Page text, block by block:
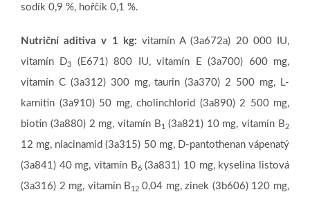
sodík 0,9 %, hořčík 0,1 %.
Nutriční aditiva v 1 kg: vitamín A (3a672a) 20 000 IU,
vitamín D3
(E671) 800 IU, vitamín E (3a700) 600 mg,
vitamín C (3a312) 300 mg, taurin (3a370) 2 500 mg, L-
karnitin (3a910) 50 mg, cholinchlorid (3a890) 2 500 mg,
biotin (3a880) 2 mg, vitamín B1 (3a821) 10 mg, vitamín B2
12 mg, niacinamid (3a315) 50 mg, D-pantothenan vápenatý
(3a841) 40 mg, vitamín B6(3a831) 10 mg, kyselina listová
(3a316) 2 mg, vitamín B120,04 mg, zinek (3b606) 120 mg,